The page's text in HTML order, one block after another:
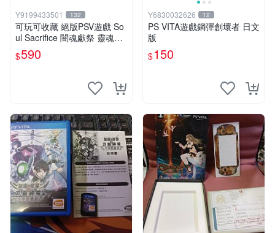
Y9199433501 132
可玩可收藏 絕版PSV遊戲 So
ul Sacrifice 闇魂獻祭 靈魂祭
品 中文版 單卡560 完整590
$590
Y6830032626 12
PS VITA遊戲鋼彈創壞者 日文
版
$150